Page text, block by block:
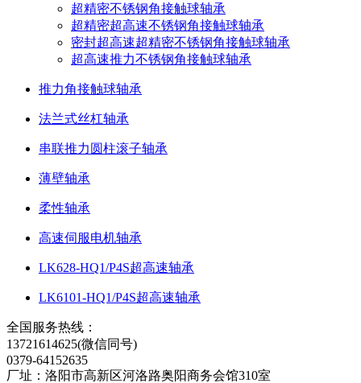
超精密不锈钢角接触球轴承
超精密超高速不锈钢角接触球轴承
密封超高速超精密不锈钢角接触球轴承
超高速推力不锈钢角接触球轴承
推力角接触球轴承
法兰式丝杠轴承
串联推力圆柱滚子轴承
薄壁轴承
柔性轴承
高速伺服电机轴承
LK628-HQ1/P4S超高速轴承
LK6101-HQ1/P4S超高速轴承
全国服务热线：
13721614625(微信同号)
0379-64152635
厂址：洛阳市高新区河洛路奥阳商务会馆310室